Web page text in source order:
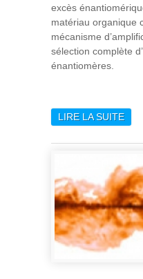
excès
matériau organique
mécanisme
sélection complète
énantiomères.
LIRE LA SUITEDE